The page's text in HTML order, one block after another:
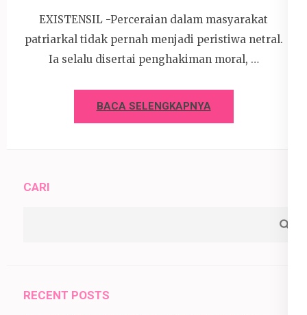
EXISTENSIL -Perceraian dalam masyarakat
patriarkal tidak pernah menjadi peristiwa netral.
Ia selalu disertai penghakiman moral, …
BACA SELENGKAPNYA
CARI
RECENT POSTS